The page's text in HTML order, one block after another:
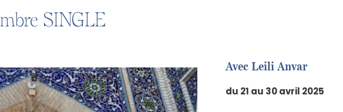
SINGLE
Avec Leili Anvar
du 21 au 30 avril 2025